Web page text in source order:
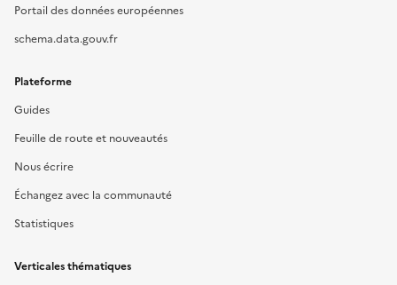
Portail des données européennes
schema.data.gouv.fr
Plateforme
Guides
Feuille de route et nouveautés
Nous écrire
Échangez avec la communauté
Statistiques
Verticales thématiques